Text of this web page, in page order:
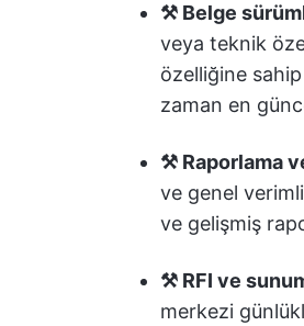
⚒️ Belge
veya teknik
özelliğine
zaman en
⚒️ Raporlama
ve genel
ve gelişmiş
⚒️ RFI ve
merkezi